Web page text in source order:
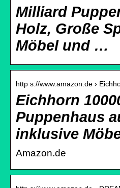
Milliard
Holz, Große
Möbel und …
http s://www.amazon.de ›
Eichhorn
Puppenhaus
inklusive
Amazon.de